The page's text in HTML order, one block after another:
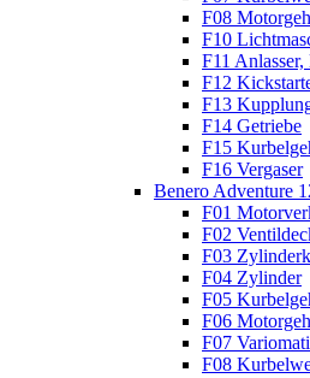
F08
F10
F11
F12
F13
F14 Getriebe
F15
F16 Vergaser
Benero Adventure
F01
F02
F03
F04 Zylinder
F05
F06
F07
F08